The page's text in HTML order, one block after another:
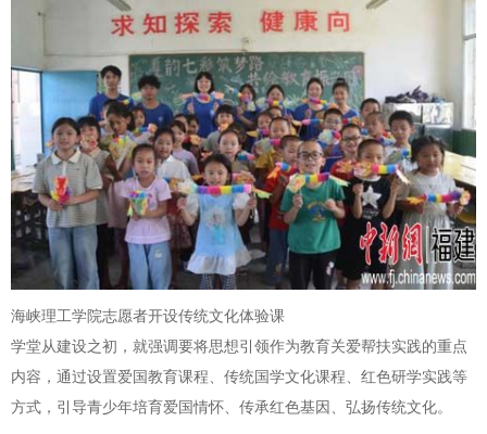
海峡理工学院志愿者开设传统文化体验课
学堂从建设之初，就强调要将思想引领作为教育关爱帮扶实践的重点
内容，通过设置爱国教育课程、传统国学文化课程、红色研学实践等
方式，引导青少年培育爱国情怀、传承红色基因、弘扬传统文化。